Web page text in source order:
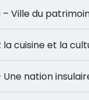
– Ville du
la cuisine et la
– Une nation